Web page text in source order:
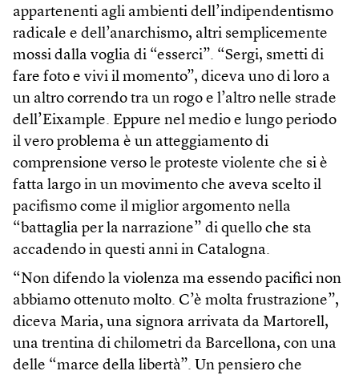
appartenenti agli ambienti dell’indipendentismo
radicale e dell’anarchismo, altri semplicemente
mossi dalla voglia di “esserci”. “Sergi, smetti di
fare foto e vivi il momento”, diceva uno di loro a
un altro correndo tra un rogo e l’altro nelle strade
dell’Eixample. Eppure nel medio e lungo periodo
il vero problema è un atteggiamento di
comprensione verso le proteste violente che si è
fatta largo in un movimento che aveva scelto il
pacifismo come il miglior argomento nella
“battaglia per la narrazione” di quello che sta
accadendo in questi anni in Catalogna.
“Non difendo la violenza ma essendo pacifici non
abbiamo ottenuto molto. C’è molta frustrazione”,
diceva Maria, una signora arrivata da Martorell,
una trentina di chilometri da Barcellona, con una
delle “marce della libertà”. Un pensiero che